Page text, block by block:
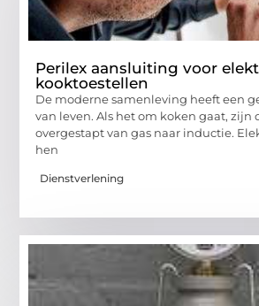
Perilex aansluiting voor
kooktoestellen
De moderne samenleving heeft een
van leven. Als het om koken gaat, zijn
overgestapt van gas naar inductie.
hen
Dienstverlening